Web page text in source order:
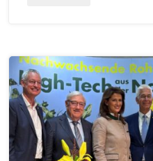
Innovation
und
regionale
Wertschöpfung"